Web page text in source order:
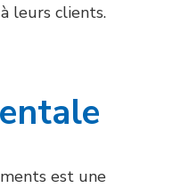
leurs clients.
est une